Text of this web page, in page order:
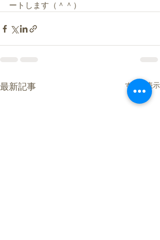
ートします（＾＾）
最新記事 すべて表示